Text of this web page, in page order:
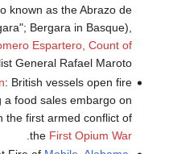
known as the Abrazo de
Bergara in Basque),
Espartero, Count of
General Rafael Maroto.
: British vessels open fire
food sales embargo on
the first armed conflict of
the First Opium War